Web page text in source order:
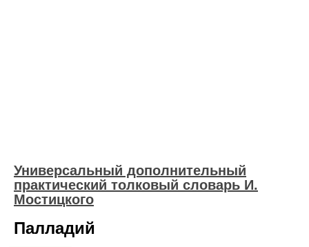
Универсальный дополнительный
практический толковый словарь И.
Мостицкого
Палладий